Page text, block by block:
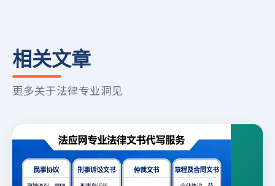
相关文章
更多关于法律专业洞见